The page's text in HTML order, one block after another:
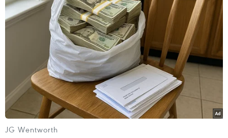
27/06/2023 06:45
Tàu Dragon của công ty thám hiểm không gian SpaceX
sẽ mang về Trái Đất hơn 1.600 kg vật tư và các thí
nghiệm khoa học được thiết kế để tận dụng môi trường
vi trọng lực của trạm vũ trụ.
JG Wentworth